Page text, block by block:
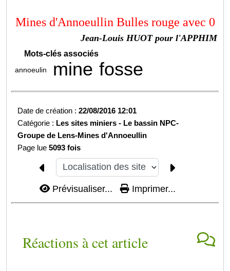
Mines d'Annoeullin Bulles rouge avec 0
Jean-Louis HUOT pour l'APPHIM
Mots-clés associés
annoeulin mine fosse
Date de création :22/08/2016 12:01
Catégorie : Les sites miniers - Le bassin NPC-
Groupe de Lens-Mines d'Annoeullin
Page lue5093 fois
Prévisualiser... Imprimer...
Réactions à cet article